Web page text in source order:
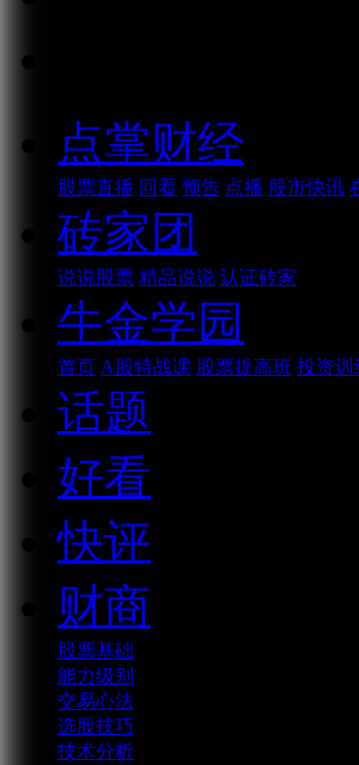
点掌财经
股票直播 回看 预告 点播 股市快讯
砖家团
说说股票 精品说说 认证砖家
牛金学园
首页 A股特战课 股票提高班 投资训
话题
好看
快评
财商
股票基础
能力级别
交易心法
选股技巧
技术分析